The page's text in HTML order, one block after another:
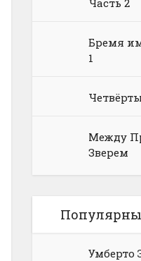
Часть 2
Бремя
1
Между
Зверем
Умберто